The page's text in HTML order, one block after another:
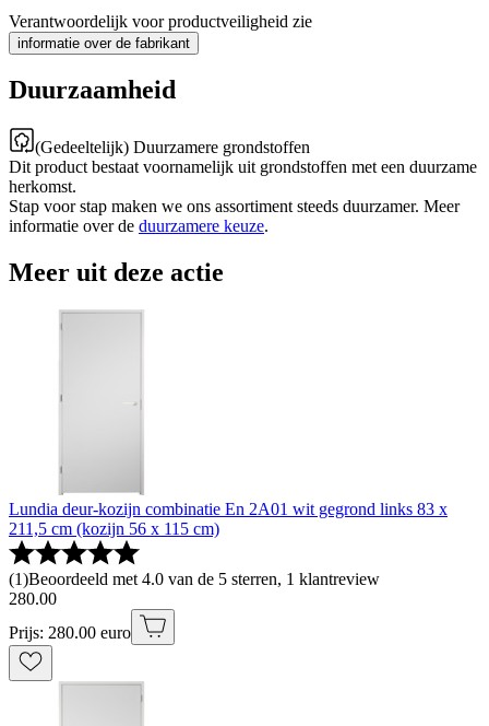
Verantwoordelijk voor productveiligheid zie
informatie over de fabrikant
Duurzaamheid
(Gedeeltelijk) Duurzamere grondstoffen
Dit product bestaat voornamelijk uit grondstoffen met een duurzame
herkomst.
Stap voor stap maken we ons assortiment steeds duurzamer. Meer
informatie over de duurzamere keuze.
Meer uit deze actie
Lundia deur-kozijn combinatie En 2A01 wit gegrond links 83 x
211,5 cm (kozijn 56 x 115 cm)
(1)Beoordeeld met 4.0 van de 5 sterren, 1 klantreview
280.00
Prijs: 280.00 euro